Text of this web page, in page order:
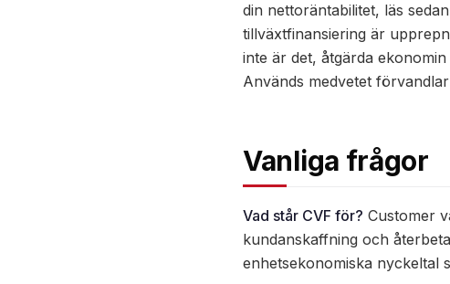
din nettoräntabilitet, läs
tillväxtfinansiering är
inte är det, åtgärda
Används medvetet
Vanliga frågor
Vad står CVF för? Customer
kundanskaffning och
enhetsekonomiska nyckeltal